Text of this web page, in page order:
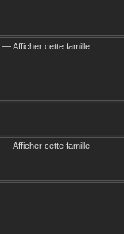
—Afficher cette famille
—Afficher cette famille